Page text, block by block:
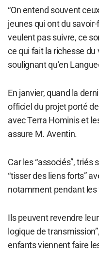
“On entend souvent
jeunes qui ont du
veulent pas suivre, ce
ce qui fait la richesse
soulignant qu’en
En janvier, quand la
officiel du projet porté
avec Terra Hominis et
assure M. Aventin.
Car les “associés”, triés
“tisser des liens forts”
notamment pendant les
Ils peuvent revendre
logique de
enfants viennent faire